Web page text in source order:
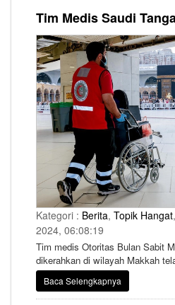
Kategori : Berita, Topik Hangat
2024, 06:08:19
Tim medis Otoritas Bulan Sabit
dikerahkan di wilayah Makkah
kasus kegawat daruratan di ibu
hari pertama Ramadhan, menurut
Agency pada Minggu (31/03).
Baca Selengkapnya